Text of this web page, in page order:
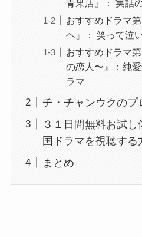
青果店』： 実話
おすすめドラマ
ヘ』： 笑って泣
おすすめドラマ
の恋人〜』：純
ラマ
チ・チャンウクのプ
３１日間無料お試
国ドラマを視聴する
まとめ